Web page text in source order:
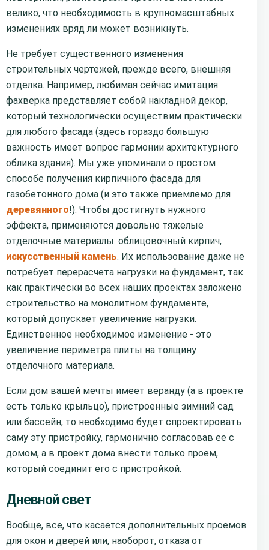
велико, что необходимость в крупномасштабных
изменениях вряд ли может возникнуть.
Не требует существенного изменения
строительных чертежей, прежде всего, внешняя
отделка. Например, любимая сейчас имитация
фахверка представляет собой накладной декор,
который технологически осуществим практически
для любого фасада (здесь гораздо большую
важность имеет вопрос гармонии архитектурного
облика здания). Мы уже упоминали о простом
способе получения кирпичного фасада для
газобетонного дома (и это также приемлемо для
деревянного!). Чтобы достигнуть нужного
эффекта, применяются довольно тяжелые
отделочные материалы: облицовочный кирпич,
искусственный камень. Их использование даже не
потребует перерасчета нагрузки на фундамент, так
как практически во всех наших проектах заложено
строительство на монолитном фундаменте,
который допускает увеличение нагрузки.
Единственное необходимое изменение - это
увеличение периметра плиты на толщину
отделочного материала.
Если дом вашей мечты имеет веранду (а в проекте
есть только крыльцо), пристроенные зимний сад
или бассейн, то необходимо будет спроектировать
саму эту пристройку, гармонично согласовав ее с
домом, а в проект дома внести только проем,
который соединит его с пристройкой.
Дневной свет
Вообще, все, что касается дополнительных проемов
для окон и дверей или, наоборот, отказа от